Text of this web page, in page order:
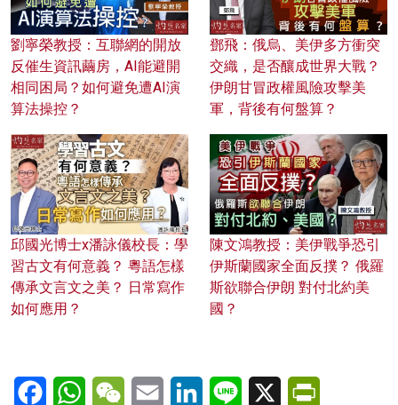
劉寧榮教授：互聯網的開放
反催生資訊繭房，AI能避開
相同困局？如何避免遭AI演
算法操控？
鄧飛：俄烏、美伊多方衝突
交織，是否釀成世界大戰？
伊朗甘冒政權風險攻擊美
軍，背後有何盤算？
邱國光博士x潘詠儀校長：學
習古文有何意義？ 粵語怎樣
傳承文言文之美？ 日常寫作
如何應用？
陳文鴻教授：美伊戰爭恐引
伊斯蘭國家全面反撲？ 俄羅
斯欲聯合伊朗 對付北約美
國？
FacebookWhatsAppWeChatEmail LinkedInLine X